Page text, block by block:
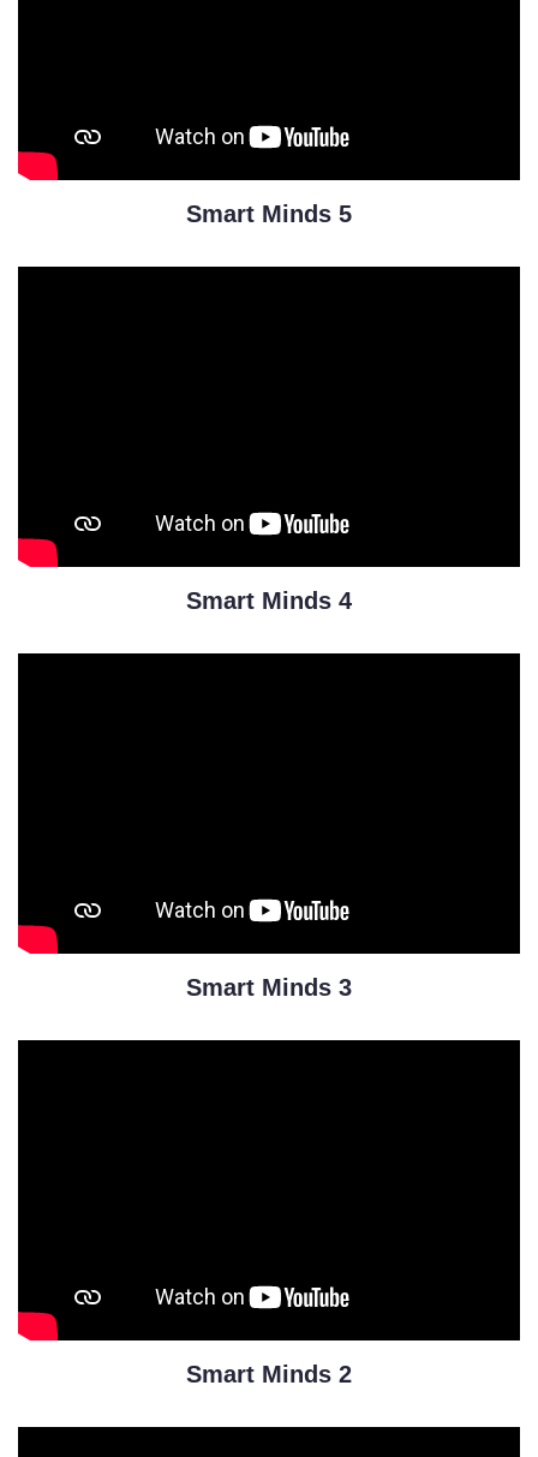
Smart Minds 5
Smart Minds 4
Smart Minds 3
Smart Minds 2